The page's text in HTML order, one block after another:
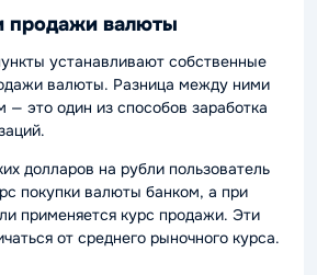
продажи валюты
устанавливают собственные
валюты. Разница между ними
— это один из способов заработка
долларов на рубли пользователь
покупки валюты банком, а при
применяется курс продажи. Эти
от среднего рыночного курса.